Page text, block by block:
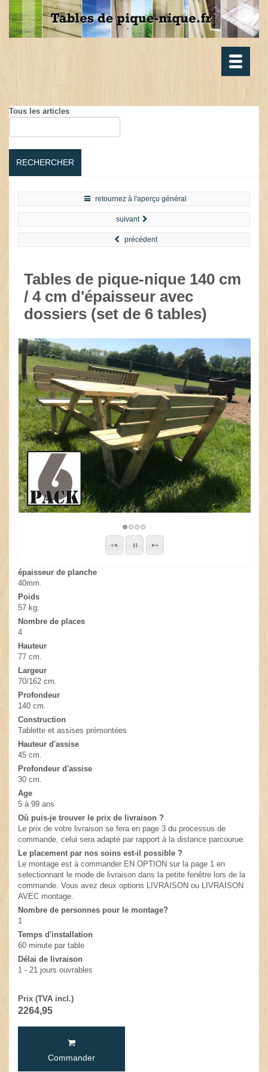
Toggle
Tous les articles
RECHERCHER
retournez à l'aperçu général
suivant
précédent
Tables de pique-nique 140 cm
/ 4 cm d'épaisseur avec
dossiers (set de 6 tables)
épaisseur de planche
40mm.
Poids
57 kg.
Nombre de places
4
Hauteur
77 cm.
Largeur
70/162 cm.
Profondeur
140 cm.
Construction
Tablette et assises prémontées
Hauteur d'assise
45 cm.
Profondeur d'assise
30 cm.
Age
5 à 99 ans
Où puis-je trouver le prix de livraison ?
Le prix de votre livraison se fera en page 3 du processus de
commande, celui sera adapté par rapport à la distance parcourue.
Le placement par nos soins est-il possible ?
Le montage est à commander EN OPTION sur la page 1 en
selectionnant le mode de livraison dans la petite fenêtre lors de la
commande. Vous avez deux options LIVRAISON ou LIVRAISON
AVEC montage.
Nombre de personnes pour le montage?
1
Temps d'installation
60 minute par table
Délai de livraison
1 - 21 jours ouvrables
Prix (TVA incl.)
2264,95
Commander